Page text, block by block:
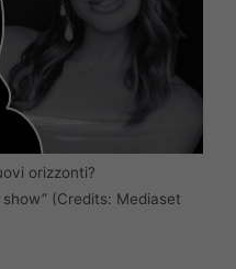
orizzonti?
(Credits: Mediaset